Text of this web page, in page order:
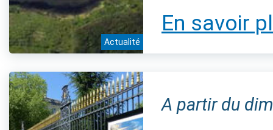
Actualité
En savoir
A partir du